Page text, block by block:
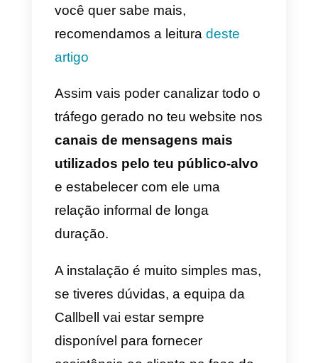
O plugin de chat Callbell é uma
ferramenta gratuita que integra
seu site diversos aplicativos de
mensagens, além do WhatsApp,
como o Facebook Messenger, o
Telegram e o Instagram Direct.
Para além disso, é possível
boas-vindas para os visitantes
do teu website, personalizar o
ícone dowidget(inclusive com